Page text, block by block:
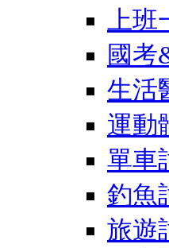
上
國考
生活
運動
單車
釣魚
旅遊